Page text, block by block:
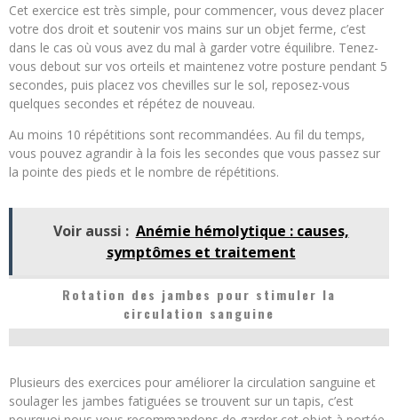
Cet exercice est très simple, pour commencer, vous devez placer
votre dos droit et soutenir vos mains sur un objet ferme, c’est
dans le cas où vous avez du mal à garder votre équilibre. Tenez-
vous debout sur vos orteils et maintenez votre posture pendant 5
secondes, puis placez vos chevilles sur le sol, reposez-vous
quelques secondes et répétez de nouveau.
Au moins 10 répétitions sont recommandées. Au fil du temps,
vous pouvez agrandir à la fois les secondes que vous passez sur
la pointe des pieds et le nombre de répétitions.
Voir aussi : Anémie hémolytique : causes,
symptômes et traitement
Rotation des jambes pour stimuler la
circulation sanguine
Plusieurs des exercices pour améliorer la circulation sanguine et
soulager les jambes fatiguées se trouvent sur un tapis, c’est